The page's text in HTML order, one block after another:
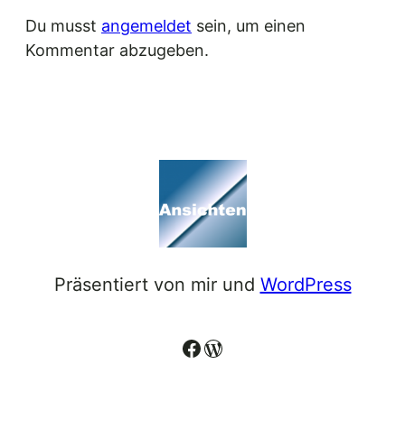
Du musst angemeldet sein, um einen
Kommentar abzugeben.
Präsentiert von mir und WordPress
Facebook
WordPress